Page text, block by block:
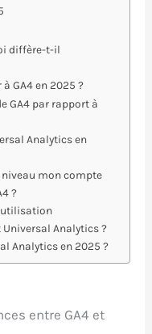
diffère-t-il
GA4 en 2025 ?
GA4 par rapport à
Analytics en
mon compte
?
Analytics ?
Analytics en 2025 ?
entre GA4 et